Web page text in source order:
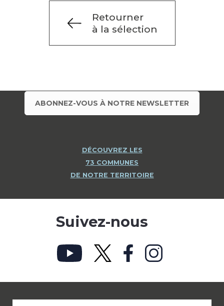
Retourner
à la sélection
ABONNEZ-VOUS À NOTRE NEWSLETTER
DÉCOUVREZ LES
73 COMMUNES
DE NOTRE TERRITOIRE
Suivez-nous